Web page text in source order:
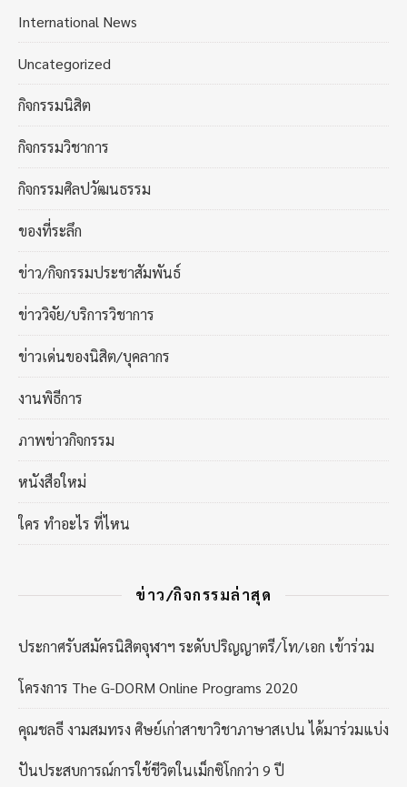
International News
Uncategorized
กิจกรรมนิสิต
กิจกรรมวิชาการ
กิจกรรมศิลปวัฒนธรรม
ของที่ระลึก
ข่าว/กิจกรรมประชาสัมพันธ์
ข่าววิจัย/บริการวิชาการ
ข่าวเด่นของนิสิต/บุคลากร
งานพิธีการ
ภาพข่าวกิจกรรม
หนังสือใหม่
ใคร ทำอะไร ที่ไหน
ข่าว/กิจกรรมล่าสุด
ประกาศรับสมัครนิสิตจุฬาฯ ระดับปริญญาตรี/โท/เอก เข้าร่วม
โครงการ The G-DORM Online Programs 2020
คุณชลธี งามสมทรง ศิษย์เก่าสาขาวิชาภาษาสเปน ได้มาร่วมแบ่ง
ปันประสบการณ์การใช้ชีวิตในเม็กซิโกกว่า 9 ปี